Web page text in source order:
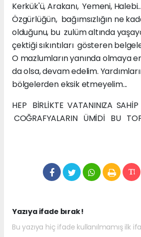
Kerkük'ü, Arakanı, Yemeni, Halebi...
Özgürlüğün, bağımsızlığın ne
olduğunu, bu zulüm altında
çektiği sıkıntıları gösteren
O mazlumların yanında olmaya
da olsa, devam edelim.
bölgelerden eksik etmeyelim...
HEP BİRLİKTE VATANINIZA
COĞRAFYALARIN ÜMİDİ BU
Yazıya ifade bırak !
Bu yazıya hiç ifade kullanılmamış ilk